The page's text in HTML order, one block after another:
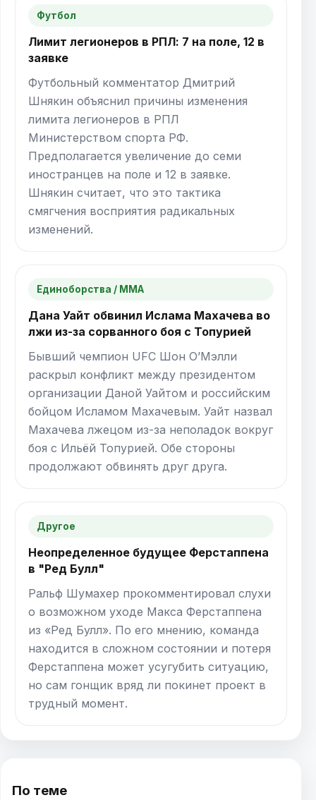
Футбол
Лимит легионеров в РПЛ: 7 на поле, 12 в
заявке
Футбольный комментатор Дмитрий
Шнякин объяснил причины изменения
лимита легионеров в РПЛ
Министерством спорта РФ.
Предполагается увеличение до семи
иностранцев на поле и 12 в заявке.
Шнякин считает, что это тактика
смягчения восприятия радикальных
изменений.
Единоборства / ММА
Дана Уайт обвинил Ислама Махачева во
лжи из-за сорванного боя с Топурией
Бывший чемпион UFC Шон О’Мэлли
раскрыл конфликт между президентом
организации Даной Уайтом и российским
бойцом Исламом Махачевым. Уайт назвал
Махачева лжецом из-за неполадок вокруг
боя с Ильёй Топурией. Обе стороны
продолжают обвинять друг друга.
Другое
Неопределенное будущее Ферстаппена
в "Ред Булл"
Ральф Шумахер прокомментировал слухи
о возможном уходе Макса Ферстаппена
из «Ред Булл». По его мнению, команда
находится в сложном состоянии и потеря
Ферстаппена может усугубить ситуацию,
но сам гонщик вряд ли покинет проект в
трудный момент.
По теме